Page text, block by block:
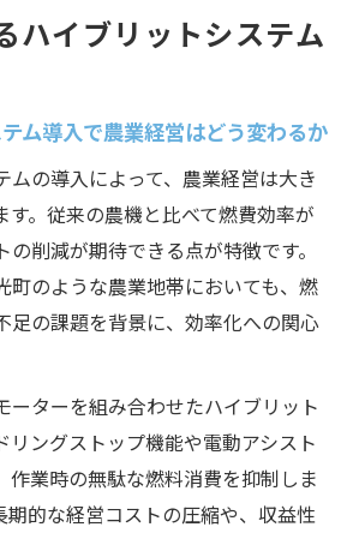
トシステムが拓く省力化と自動
に貢献するハイブリットシステ
芝光町に広がる導入の波
進むハイブリットシステム普及
広がるハイブリットシステムの
業で注目されるハイブリットシ
トシステム導入が地域産業にも
業の未来を支えるハイブリット
ハイブリットシステム
ム導入で農業経営はどう変わるか
ムの導入によって、農業経営は大き
す。従来の農機と比べて燃費効率が
削減が期待できる点が特徴です。
町のような農業地帯においても、燃
足の課題を背景に、効率化への関心
ーターを組み合わせたハイブリット
リングストップ機能や電動アシスト
作業時の無駄な燃料消費を抑制しま
期的な経営コストの圧縮や、収益性